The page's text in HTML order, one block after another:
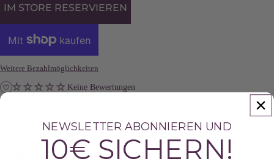
IM STORE RESERVIEREN
Weitere Bezahlmöglichkeiten
Keine Bewertungen
Onlineshop.
Abholung imStore Hannover möglich.
NEWSLETTER ABONNIEREN UND
10€ SICHERN!